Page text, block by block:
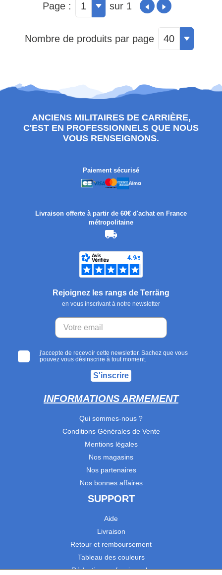
Page : 1 sur 1
Nombre de produits par page 40
ANCIENS MILITAIRES DE CARRIÈRE,
C'EST EN PROFESSIONNELS QUE NOUS
VOUS RENSEIGNONS.
Paiement sécurisé
Livraison offerte à partir de 60€ d'achat en France
métropolitaine
Rejoignez les rangs de Terräng
en vous inscrivant à notre newsletter
j'accepte de recevoir cette newsletter. Sachez que vous
pouvez vous désinscrire à tout moment.
S'inscrire
INFORMATIONS ARMEMENT
Qui sommes-nous ?
Conditions Générales de Vente
Mentions légales
Nos magasins
Nos partenaires
Nos bonnes affaires
SUPPORT
Aide
Livraison
Retour et remboursement
Tableau des couleurs
Réduction professionnels